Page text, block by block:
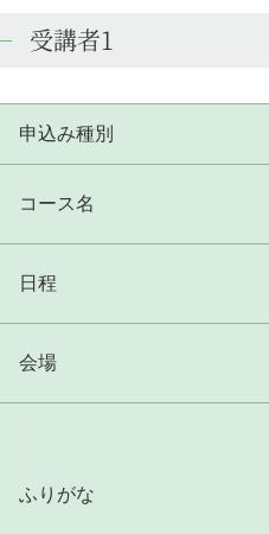
受講者1
申込み種別
コース名
日程
会場
ふりがな